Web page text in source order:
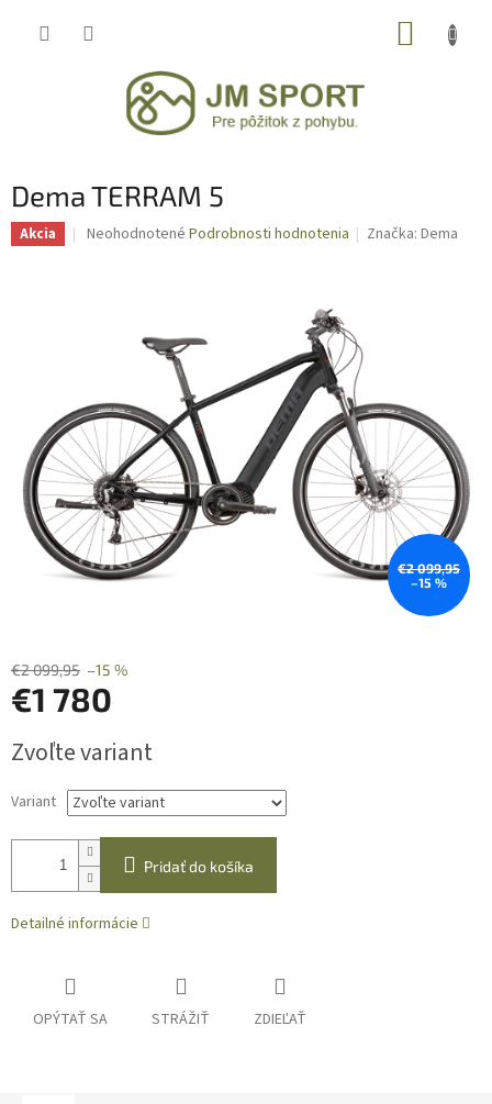
Dema TERRAM 5
Akcia
Priemerné
Neohodnotené Podrobnosti hodnotenia Značka:Dema
€2 099,95
–15 %
€2 099,95 –15 %
€1 780
cena:
Zvoľte variant
Variant
Pridať do košíka
Detailné informácie
OPÝTAŤ SA STRÁŽIŤ ZDIEĽAŤ